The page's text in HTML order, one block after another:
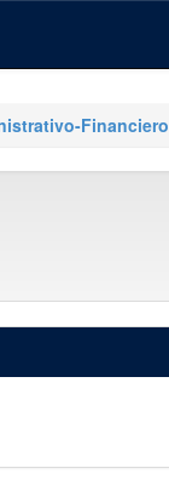
Financiero